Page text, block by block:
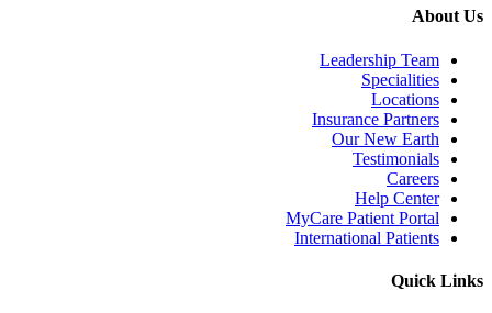
About Us
Leadership Team
Specialities
Locations
Insurance Partners
Our New Earth
Testimonials
Careers
Help Center
MyCare Patient Portal
International Patients
Quick Links